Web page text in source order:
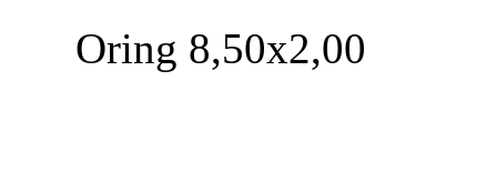
Oring 8,50x2,00